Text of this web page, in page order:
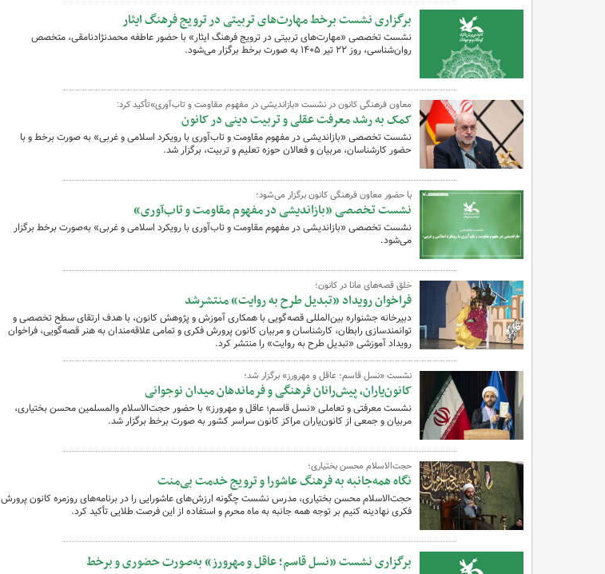
برگزاری نشست برخط مهارت‌های تربیتی در ترویج فرهنگ ایثار
نشست تخصصی «مهارت‌های تربیتی در ترویج فرهنگ ایثار» با حضور عاطفه محمدنژادنامقی، متخصص
روان‌شناسی، روز ۲۲ تیر ۱۴۰۵ به صورت برخط برگزار می‌شود.
معاون فرهنگی کانون در نشست «بازاندیشی در مفهوم مقاومت و تاب‌آوری»تأکید کرد:
کمک به رشد معرفت عقلی و تربیت دینی در کانون
نشست تخصصی «بازاندیشی در مفهوم مقاومت و تاب‌آوری با رویکرد اسلامی و غربی» به صورت برخط و با
حضور کارشناسان، مربیان و فعالان حوزه تعلیم و تربیت، برگزار شد.
با حضور معاون فرهنگی کانون برگزار می‌شود؛
نشست تخصصی «بازاندیشی در مفهوم مقاومت و تاب‌آوری»
​نشست تخصصی «بازاندیشی در مفهوم مقاومت و تاب‌آوری با رویکرد اسلامی و غربی» به‌صورت برخط برگزار
می‌شود.
خلق قصه‌های مانا در کانون؛‌
فراخوان رویداد «تبدیل طرح به روایت» منتشرشد
دبیرخانه جشنواره بین‌المللی قصه‌گویی با همکاری آموزش و پژوهش کانون،‌ با هدف ارتقای سطح تخصصی و
توانمندسازی رابطان، کارشناسان و مربیان کانون پرورش فکری و تمامی علاقه‌مندان به هنر قصه‌گویی، فراخوان
رویداد آموزشی «تبدیل طرح به روایت» را منتشر کرد.
نشست «نسل قاسم؛ عاقل و مهرورز» برگزار شد؛
کانون‌یاران، پیش‌رانان فرهنگی و فرماندهان میدان نوجوانی
نشست معرفتی و تعاملی «نسل قاسم؛ عاقل و مهرورز» با حضور حجت‌الاسلام والمسلمین محسن بختیاری،
مربیان و جمعی از کانون‌یاران مراکز کانون ‌سراسر کشور به صورت برخط برگزار شد.
حجت‌الاسلام محسن بختیاری؛
نگاه همه‌جانبه به فرهنگ عاشورا و ترویج خدمت بی‌منت
حجت‌الاسلام محسن بختیاری، مدرس نشست چگونه ارزش‌های عاشورایی را در برنامه‌های روزمره کانون پرورش
فکری نهادینه کنیم بر توجه همه جانبه به ماه محرم و استفاده از این فرصت طلایی تأکید کرد.
برگزاری نشست «نسل قاسم؛ عاقل و مهرورز» به‌صورت حضوری و برخط